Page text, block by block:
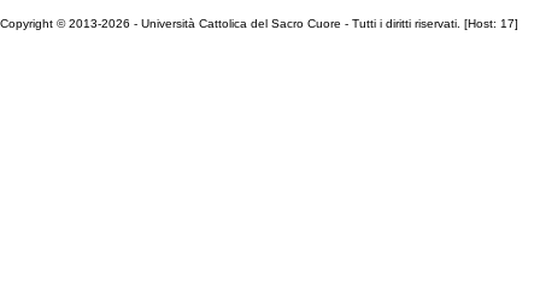
Copyright © 2013-2026 - Università Cattolica del Sacro Cuore - Tutti i diritti riservati. [Host: 17]